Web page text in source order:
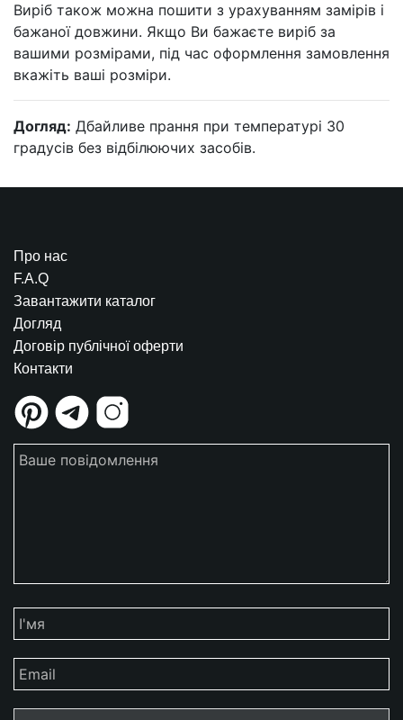
Виріб також можна пошити з урахуванням замірів і
бажаної довжини. Якщо Ви бажаєте виріб за
вашими розмірами, під час оформлення замовлення
вкажіть ваші розміри.
Догляд: Дбайливе прання при температурі 30
градусів без відбілюючих засобів.
Про нас
F.A.Q
Завантажити каталог
Догляд
Договір публічної оферти
Контакти